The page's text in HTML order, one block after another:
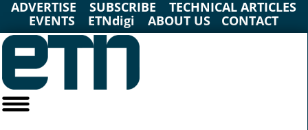
ADVERTISE SUBSCRIBE
TECHNICAL ARTICLES
EVENTS
ETNdigi ABOUT US CONTACT